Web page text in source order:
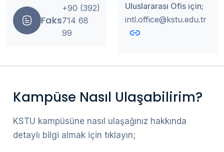
Faks
+90 (392)
714 68
99
Uluslararası Ofis için;
intl.office@kstu.edu.tr
Kampüse Nasıl Ulaşabilirim?
KSTU kampüsüne nasıl ulaşağınız hakkında
detaylı bilgi almak için tıklayın;